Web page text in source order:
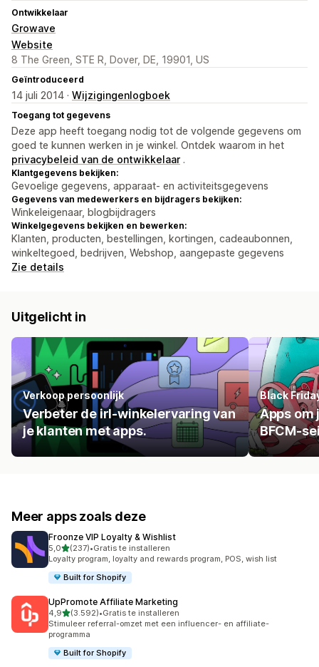
Ontwikkelaar
Growave
Website
8 The Green, STE R, Dover, DE, 19901, US
Geïntroduceerd
14 juli 2014 · Wijzigingenlogboek
Toegang tot gegevens
Deze app heeft toegang nodig tot de volgende gegevens om
goed te kunnen werken in je winkel. Ontdek waarom in het
privacybeleid van de ontwikkelaar .
Klantgegevens bekijken:
Gevoelige gegevens, apparaat- en activiteitsgegevens
Gegevens van medewerkers en bijdragers bekijken:
Winkeleigenaar, blogbijdragers
Winkelgegevens bekijken en bewerken:
Klanten, producten, bestellingen, kortingen, cadeaubonnen,
winkeltegoed, bedrijven, Webshop, aangepaste gegevens
Zie details
Uitgelicht in
Verkoop persoonlijk
Verbeter de irl-winkelervaring van
je klanten met apps.
Black
Apps om
BFCM-
Meer apps zoals deze
Froonze VIP Loyalty & Wishlist
5,0van 5 sterren
(237)
237 recensies in totaal
•Gratis te installeren
Loyalty program, loyalty and rewards program, POS, wish list
Built for Shopify
UpPromote Affiliate Marketing
4,9van 5 sterren
(3.592)
3592 recensies in totaal
•Gratis te installeren
Stimuleer referral-omzet met een influencer- en affiliate-
programma
Built for Shopify